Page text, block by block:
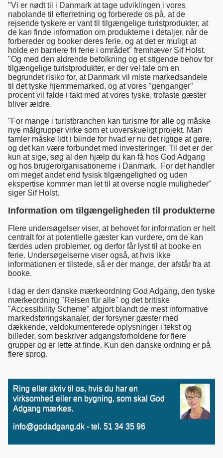
"Vi er nødt til i Danmark at tage udviklingen i vores
nabolande til efterretning og forberede os på, at de
rejsende tyskere er vant til tilgængelige turistprodukter, at
de kan finde information om produkterne i detaljer, når de
forbereder og booker deres ferie, og at det er muligt at
holde en barriere fri ferie i området" fremhæver Sif Holst.
"Og med den aldrende befolkning og et stigende behov for
tilgængelige turistprodukter, er der vel tale om en
begrundet risiko for, at Danmark vil miste markedsandele
til det tyske hjemmemarked, og at vores "genganger"
procent vil falde i takt med at vores tyske, trofaste gæster
bliver ældre.
"For mange i turistbranchen kan turisme for alle og måske
nye målgrupper virke som et uoverskueligt projekt. Man
famler måske lidt i blinde for hvad er nu det rigtige at gøre,
og det kan være forbundet med investeringer. Til det er der
kun at sige, søg al den hjælp du kan få hos God Adgang
og hos brugerorganisationerne i Danmark. For det handler
om meget andet end fysisk tilgængelighed og uden
ekspertise kommer man let til at overse nogle muligheder"
siger Sif Holst.
Information om tilgængeligheden til produkterne
Flere undersøgelser viser, at behovet for information er helt
centralt for at potentielle gæster kan vurdere, om de kan
færdes uden problemer, og derfor får lyst til at booke en
ferie. Undersøgelserne viser også, at hvis ikke
informationen er tilstede, så er der mange, der afstår fra at
booke.
I dag er den danske mærkeordning God Adgang, den tyske
mærkeordning "Reisen für alle" og det britiske
"Accessibility Scheme" afgjort blandt de mest informative
markedsføringskanaler, der forsyner gæster med
dækkende, veldokumenterede oplysninger i tekst og
billeder, som beskriver adgangsforholdene for flere
grupper og er lette at finde. Kun den danske ordning er på
flere sprog.
Ring eller skriv til os, hvis du har en
virksomhed eller en bygning, som skal God
Adgang mærkes.
info@godadgang.dk - tel. 51 34 35 96